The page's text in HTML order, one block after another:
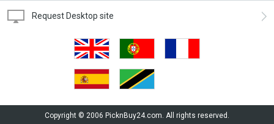
Request Desktop site
Copyright © 2006 PicknBuy24.com. All rights reserved.